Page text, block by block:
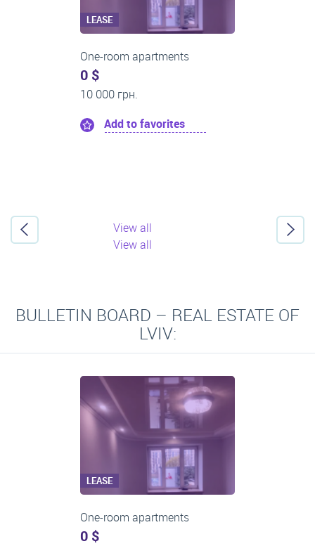
LEASE
One-room apartments
0 $
11 200 грн.
Add to favorites
View all
View all
BULLETIN BOARD – REAL ESTATE OF
LVIV:
Two-room apartments